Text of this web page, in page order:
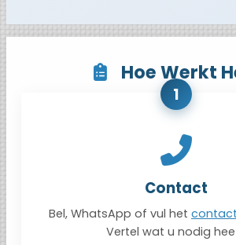
Hoe Werkt
1
Contact
Bel, WhatsApp of vul het
Vertel wat u nodig